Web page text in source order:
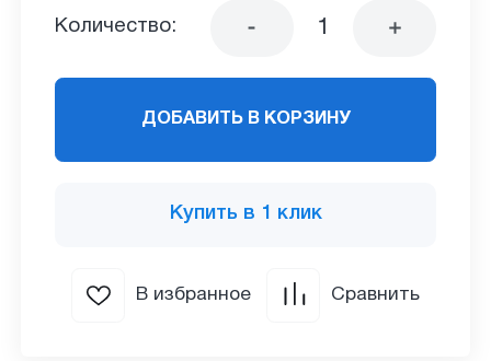
Количество:
ДОБАВИТЬ В КОРЗИНУ
Купить в 1 клик
В избранное Сравнить